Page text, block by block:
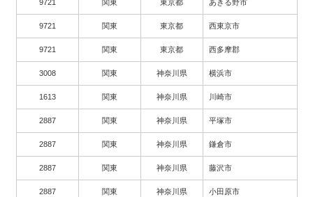
9721 関東 東京都 あきる野市
9721 関東 東京都 西東京市
9721 関東 東京都 西多摩郡
3008 関東 神奈川県 横浜市
1613 関東 神奈川県 川崎市
2887 関東 神奈川県 平塚市
2887 関東 神奈川県 鎌倉市
2887 関東 神奈川県 藤沢市
2887 関東 神奈川県 小田原市